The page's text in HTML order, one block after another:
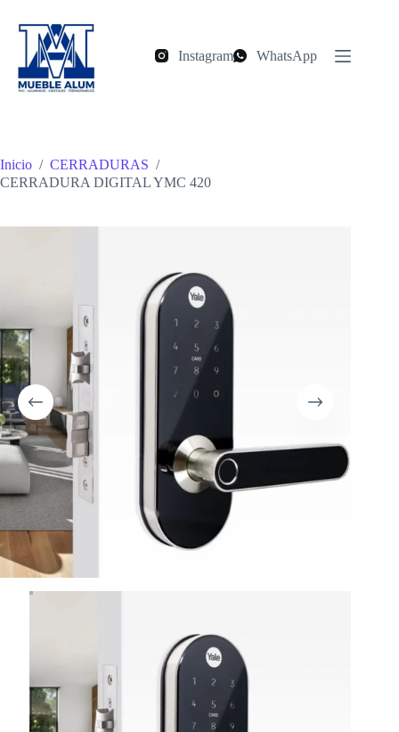
contenido
Instagram
WhatsApp
Inicio / CERRADURAS /
CERRADURA DIGITAL YMC 420